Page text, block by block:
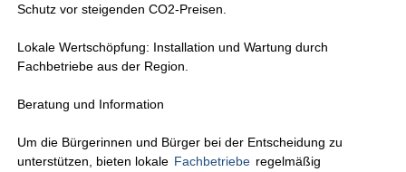
Schutz vor steigenden CO2-Preisen.
Lokale Wertschöpfung: Installation und Wartung durch
Fachbetriebe aus der Region.
Beratung und Information
Um die Bürgerinnen und Bürger bei der Entscheidung zu
unterstützen, bieten lokale Fachbetriebe regelmäßig